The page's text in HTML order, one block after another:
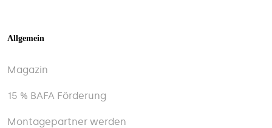
Allgemein
Magazin
15 % BAFA Förderung
Montagepartner werden